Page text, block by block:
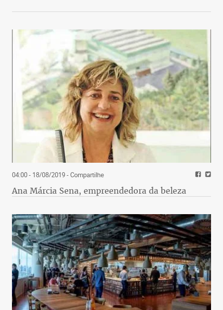
04:00 - 18/08/2019- Compartilhe
Ana Márcia Sena, empreendedora da beleza